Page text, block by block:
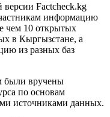
версии Factcheck.kg
информацию
чем 10 открытых
в Кыргызстане, а
из разных баз
были вручены
по основам
источниками данных.